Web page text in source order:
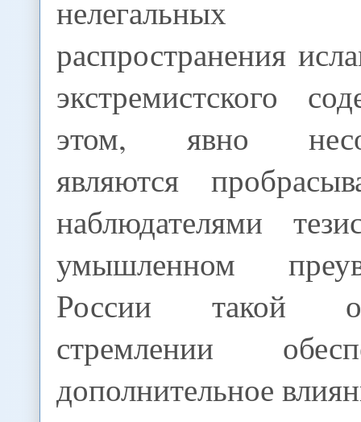
распространения
экстремистского
этом, явно
являются
наблюдателями
умышленном
России такой
стремлении
дополнительное